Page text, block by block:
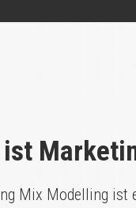
ist
Mix Modelling ist